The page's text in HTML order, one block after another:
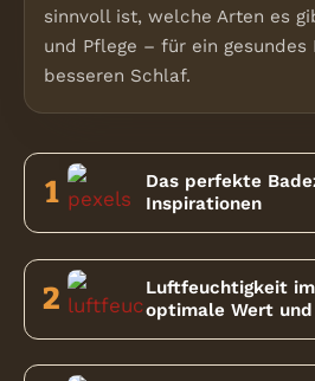
sinnvoll ist, welche Arten es
und Pflege – für ein gesundes
besseren Schlaf.
1
Das perfekte
Inspirationen
2
Luftfeuchtigkeit
optimale Wert